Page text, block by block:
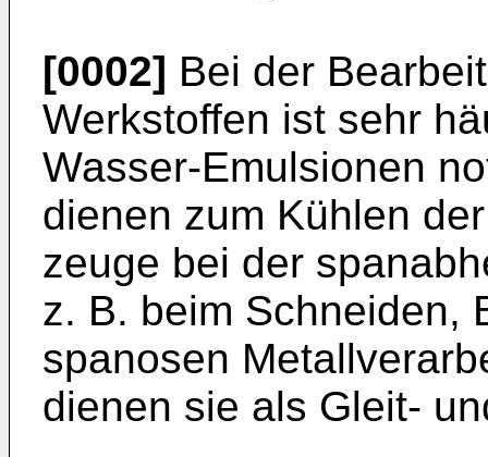
[0002] Bei der
Werkstoffen ist sehr
Wasser-Emulsionen
dienen zum Kühlen
zeuge bei der
z. B. beim Schneiden,
spanosen
dienen sie als Gleit-